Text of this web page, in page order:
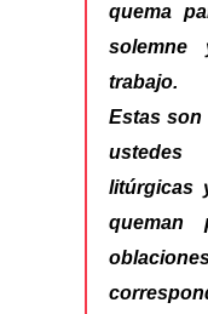
quema
trabajo.
Estas son
ustedes
litúrgicas
queman